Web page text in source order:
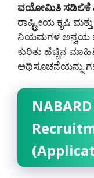
ವಯೋಮಿತಿ ಸಡಿಲಿಕೆ
ರಾಷ್ಟ್ರೀಯ ಕೃಷಿ
ನಿಯಮಗಳ ಅನ್ವಯ
ಕುರಿತು ಹೆಚ್ಚಿನ
ಅಧಿಸೂಚನೆಯನ್ನು